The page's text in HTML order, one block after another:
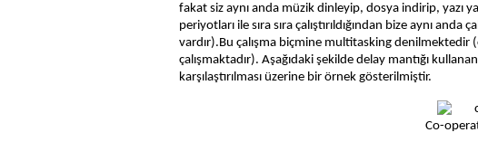
fakat siz aynı anda müzik dinleyip, dosya indirip, yazı
periyotları ile sıra sıra çalıştırıldığından bize aynı
vardır).Bu çalışma biçmine multitasking denilmektedir
çalışmaktadır). Aşağıdaki şekilde delay mantığı
karşılaştırılması üzerine bir örnek gösterilmiştir.
Co-